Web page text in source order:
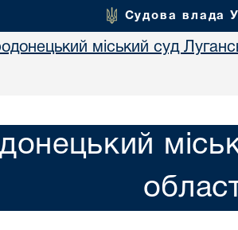
Судова влада
міський суд